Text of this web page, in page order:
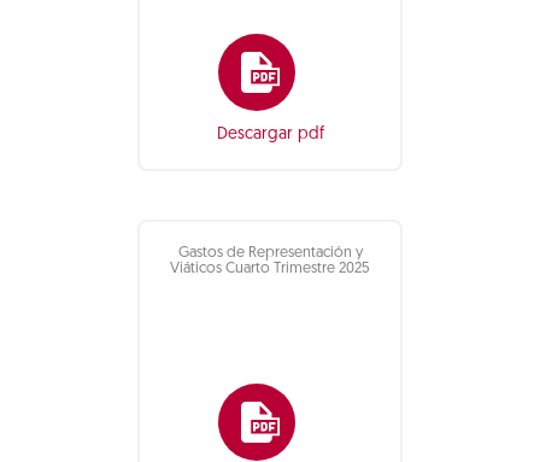
Descargar pdf
Gastos de Representación y
Viáticos Cuarto Trimestre 2025